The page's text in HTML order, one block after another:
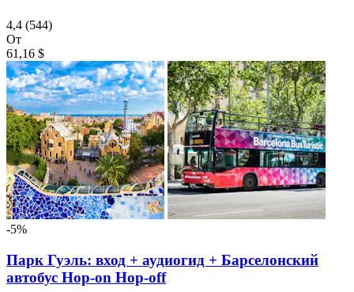
4,4 (544)
От
61,16 $
-5%
Парк Гуэль: вход + аудиогид + Барселонский
автобус Hop-on Hop-off